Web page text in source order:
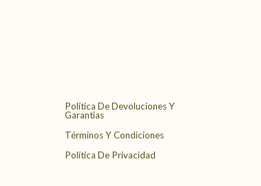
Política De Devoluciones Y
Garantías
Términos Y Condiciones
Política De Privacidad